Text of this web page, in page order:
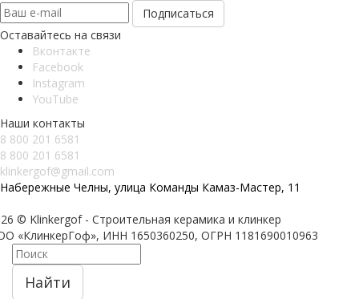
Оставайтесь на связи
Вконтакте
Facebook
Instagram
YouTube
Наши контакты
8 800 201 6581
8 800 201 6581
klinkergof@gmail.com
Набережные Челны, улица Команды Камаз-Мастер, 11
© Klinkergof - Строительная керамика и клинкер
«КлинкерГоф», ИНН 1650360250, ОГРН 1181690010963
Найти